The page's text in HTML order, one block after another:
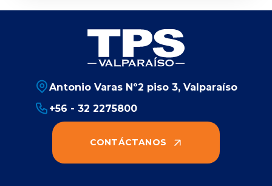
Antonio Varas Nº2 piso 3, Valparaíso
+56 - 32 2275800
CONTÁCTANOS